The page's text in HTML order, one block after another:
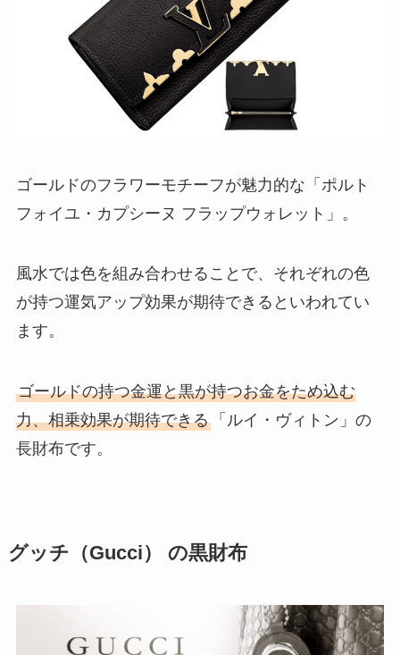
ゴールドのフラワーモチーフが魅力的な「ポルト
フォイユ・カプシーヌ フラップウォレット」。
風水では色を組み合わせることで、それぞれの色
が持つ運気アップ効果が期待できるといわれてい
ます。
ゴールドの持つ金運と黒が持つお金をため込む
力、相乗効果が期待できる「ルイ・ヴィトン」の
長財布です。
グッチ（Gucci） の黒財布